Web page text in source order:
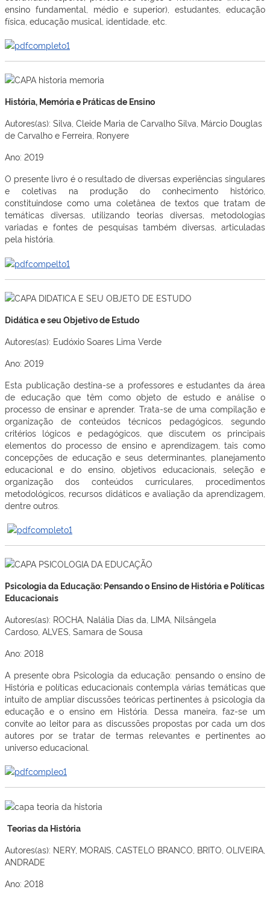
ensino fundamental, médio e superior), estudantes, educação
física, educação musical, identidade, etc.
História, Memória e Práticas de Ensino
Autores(as): Silva, Cleide Maria de Carvalho Silva, Márcio Douglas
de Carvalho e Ferreira, Ronyere
Ano: 2019
O presente livro é o resultado de diversas experiências singulares
e coletivas na produção do conhecimento histórico,
constituindose como uma coletânea de textos que tratam de
temáticas diversas, utilizando teorias diversas, metodologias
variadas e fontes de pesquisas também diversas, articuladas
pela história.
Didática e seu Objetivo de Estudo
Autores(as): Eudóxio Soares Lima Verde
Ano: 2019
Esta publicação destina-se a professores e estudantes da área
de educação que têm como objeto de estudo e análise o
processo de ensinar e aprender. Trata-se de uma compilação e
organização de conteúdos técnicos pedagógicos, segundo
critérios lógicos e pedagógicos, que discutem os principais
elementos do processo de ensino e aprendizagem, tais como
concepções de educação e seus determinantes, planejamento
educacional e do ensino, objetivos educacionais, seleção e
organização dos conteúdos curriculares, procedimentos
metodológicos, recursos didáticos e avaliação da aprendizagem,
dentre outros.
Psicologia da Educação: Pensando o Ensino de História e Políticas
Educacionais
Autores(as): ROCHA, Nalália Dias da, LIMA, Nilsângela
Cardoso, ALVES, Samara de Sousa
Ano: 2018
A presente obra Psicologia da educação: pensando o ensino de
História e políticas educacionais contempla várias temáticas que
intuito de ampliar discussões teóricas pertinentes à psicologia da
educação e o ensino em História. Dessa maneira, faz-se um
convite ao leitor para as discussões propostas por cada um dos
autores por se tratar de termas relevantes e pertinentes ao
universo educacional.
Teorias da História
Autores(as): NERY, MORAIS, CASTELO BRANCO, BRITO, OLIVEIRA,
ANDRADE
Ano: 2018